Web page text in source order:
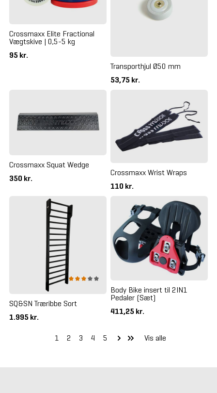
Crossmaxx Elite Fractional
Vægtskive | 0,5-5 kg
95 kr.
Transporthjul Ø50 mm
53,75 kr.
Crossmaxx Squat Wedge
350 kr.
Crossmaxx Wrist Wraps
110 kr.
SQ&SN Træribbe Sort
1.995 kr.
Body Bike insert til 2IN1
Pedaler (Sæt)
411,25 kr.
1 2 3 4 5 Vis alle